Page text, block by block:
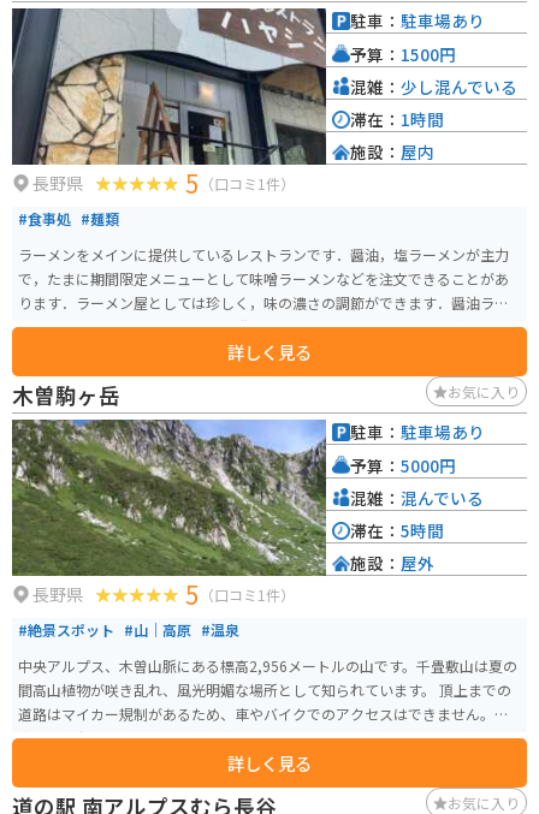
きる公園もあり、休憩に最適です。 周辺には、南アルプスの雄大な自然が広
がっており、ハイキングやトレッキングなども楽しめます。また、車で約20
分の距離には、昼神温泉や阿智村などの観光スポットもあります。
長野県 5 （口コミ1件）
#食事処 #麺類
ラーメンをメインに提供しているレストランです．醤油，塩ラーメンが主力
で，たまに期間限定メニューとして味噌ラーメンなどを注文できることがあ
ります．ラーメン屋としては珍しく，味の濃さの調節ができます．醤油ラー
メンはとてもやさしい味わいで，誰でも食べられると思います．公式サイト
ではないのですが，店主さんがInstagramをやっているので，リアルタイムに
近いお店の情報を得ることができます．
詳しく見る
駐車： 駐車場あり
予算： 1500円
混雑： 少し混んでいる
滞在： 1時間
施設： 屋内
木曽駒ヶ岳 お気に入り
長野県 5 （口コミ1件）
#絶景スポット #山｜高原 #温泉
中央アルプス、木曽山脈にある標高2,956メートルの山です。千畳敷山は夏の
間高山植物が咲き乱れ、風光明媚な場所として知られています。 頂上までの
道路はマイカー規制があるため、車やバイクでのアクセスはできません。途
中の菅の台バスセンターから路線バスに乗り、その後ロープウェイで頂上ま
詳しく見る
駐車： 駐車場あり
予算： 5000円
混雑： 混んでいる
滞在： 5時間
施設： 屋外
道の駅 南アルプスむら長谷 お気に入り